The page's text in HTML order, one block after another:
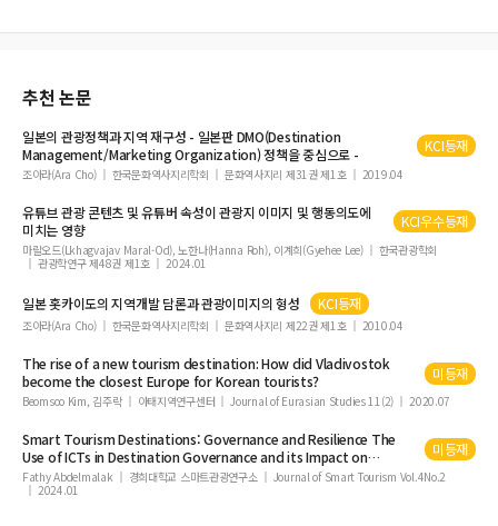
추천 논문
일본의 관광정책과 지역 재구성 - 일본판 DMO(Destination
Management/Marketing Organization) 정책을 중심으로 -
KCI등재
조아라(Ara Cho) 한국문화역사지리학회 문화역사지리 제31권 제1호 2019.04
유튜브 관광 콘텐츠 및 유튜버 속성이 관광지 이미지 및 행동의도에
미치는 영향
KCI우수등재
마랄오드(Lkhagvajav Maral-Od), 노한나(Hanna Roh), 이계희(Gyehee Lee)
한국관광학회
관광학연구 제48권 제1호
2024.01
일본 홋카이도의 지역개발 담론과 관광이미지의 형성 KCI등재
조아라(Ara Cho) 한국문화역사지리학회 문화역사지리 제22권 제1호 2010.04
The rise of a newtourismdestination: How did Vladivostok
become the closest Europe for Korean tourists?
미등재
Beomsoo Kim, 김주락 아태지역연구센터 Journal of Eurasian Studies 11(2) 2020.07
Smart TourismDestinations: Governance and Resilience The
Use of ICTs inDestinationGovernance and its Impact on
Resilience
미등재
Fathy Abdelmalak 경희대학교 스마트관광연구소
Journal of Smart Tourism Vol.4No.2
2024.01